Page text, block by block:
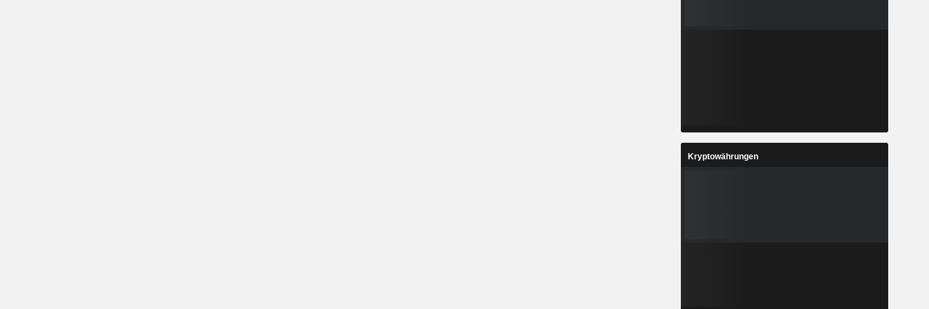
Kryptowährungen